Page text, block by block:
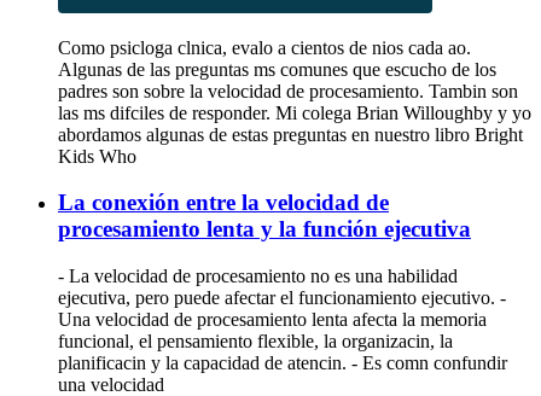
Como psicloga clnica, evalo a cientos de nios cada ao.
Algunas de las preguntas ms comunes que escucho de los
padres son sobre la velocidad de procesamiento. Tambin son
las ms difciles de responder. Mi colega Brian Willoughby y yo
abordamos algunas de estas preguntas en nuestro libro Bright
Kids Who
La conexión entre la velocidad de
procesamiento lenta y la función ejecutiva
- La velocidad de procesamiento no es una habilidad
ejecutiva, pero puede afectar el funcionamiento ejecutivo. -
Una velocidad de procesamiento lenta afecta la memoria
funcional, el pensamiento flexible, la organizacin, la
planificacin y la capacidad de atencin. - Es comn confundir
una velocidad